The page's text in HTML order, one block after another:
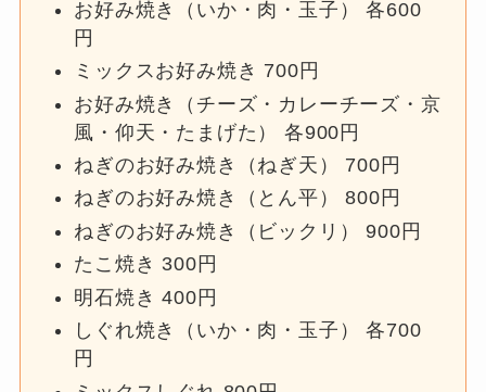
お好み焼き（いか・肉・玉子） 各600
円
ミックスお好み焼き 700円
お好み焼き（チーズ・カレーチーズ・京
風・仰天・たまげた） 各900円
ねぎのお好み焼き（ねぎ天） 700円
ねぎのお好み焼き（とん平） 800円
ねぎのお好み焼き（ビックリ） 900円
たこ焼き 300円
明石焼き 400円
しぐれ焼き（いか・肉・玉子） 各700
円